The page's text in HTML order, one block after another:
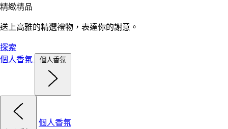
精緻精品
送上高雅的精選禮物，表達你的謝意。
探索
個人香氛
個人香氛
個人香氛